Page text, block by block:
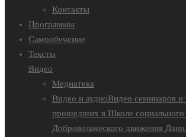
Контакты
Программы
Самообучение
Тексты
Видео
Медиатека
Видео и аудиоВидео семинаров и
прошедших в Школе социального
Добровольческого движения